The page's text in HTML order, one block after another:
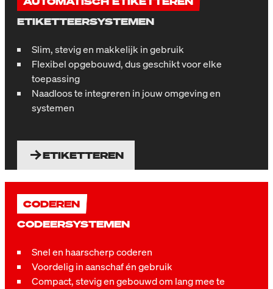
ETIKETTEERSYSTEMEN
Slim, stevig en makkelijk in gebruik
Flexibel opgebouwd, dus geschikt voor elke
toepassing
Naadloos te integreren in jouw omgeving en
systemen
ETIKETTEREN
CODEREN
CODEERSYSTEMEN
Snel en haarscherp coderen
Voordelig in aanschaf én gebruik
Compact, stevig en gebouwd om lang mee te